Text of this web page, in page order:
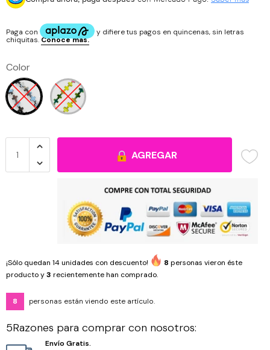
Color
AGREGAR
¡Sólo quedan 14unidades con descuento! 8 personas vieron éste
producto y3 recientemente han comprado.
8 personas están viendo este artículo.
5Razones para comprar con nosotros:
Envío Gratis.
Cuarzos
Ojo de Tigre
Ónix
Piedras
Hilos y cordones
Cordones
Hilos
Hilo Chino
Cristal Corazón
Cristal Cubo
Cristal Gota
Cristal Luneta
Organizadores